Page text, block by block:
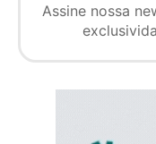
Assine nossa